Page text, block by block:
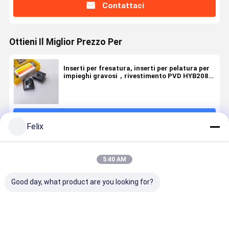
Contattaci
Ottieni Il Miglior Prezzo Per
Inserti per fresatura, inserti per pelatura per
impieghi gravosi，rivestimento PVD HYB208,
Prodotti Raccomandati
Felix
5:40 AM
Good day, what product are you looking for?